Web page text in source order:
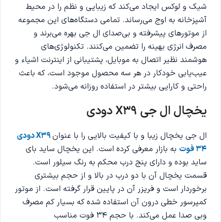
شیک و لوکس ایجاد می‌کند که زیبایی و نظم را در محیط
آشپزخانه به اوج می‌رساند. تمامی دستگاه‌های این مجموعه
از موتورهای پیشرفته و بی‌صدای ال جی بهره می‌برند و
مصرف انرژی بهینه را تضمین می‌کنند. تکنولوژی‌های
هوشمند نظیر اتصال به موبایل، پشتیبانی از اینترنت اشیاء و
عیب‌یابی خودکار در هر سه محصول موجود است، که باعث
راحتی و کارایی بیشتر در استفاده روزانه می‌شود.
یخچال ال جی X39 دودی
ال جی یخچال زیبا و با کیفیت بالایی را با عنوان
X39 دودی
34 فوت
به بازار معرفی کرده‌‌ است. این یخچال ساید بای
ساید بوده و دارای پنج درب محکم به رنگ سیلور است.
قسمت یخچال آن با دو درب در بالا و از حجم بیشتری
برخوردار است و فریزر آن در پایین قرار گرفته است. از موتور
کمپرسور خطی درون آن استفاده شده که بسیار کم مصرف
وبی صدا عمل می‌کند. با حجم 34 فوت مناسب